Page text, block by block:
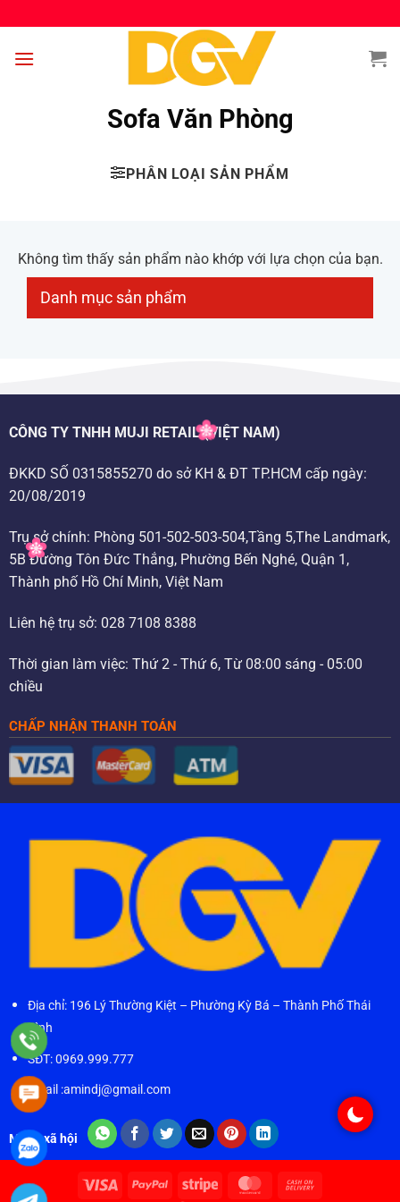
qua
nội
Sofa Văn Phòng
PHÂN LOẠI SẢN PHẨM
Không tìm thấy sản phẩm nào khớp với lựa chọn của bạn.
Danh mục sản phẩm
CÔNG TY TNHH MUJI RETAIL (VIỆT NAM)
ĐKKD SỐ 0315855270 do sở KH & ĐT TP.HCM cấp ngày:
20/08/2019
Trụ sở chính: Phòng 501-502-503-504,Tầng 5,The Landmark,
5B Đường Tôn Đức Thắng, Phường Bến Nghé, Quận 1,
Thành phố Hồ Chí Minh, Việt Nam
Liên hệ trụ sở: 028 7108 8388
Thời gian làm việc: Thứ 2 - Thứ 6, Từ 08:00 sáng - 05:00
chiều
CHẤP NHẬN THANH TOÁN
Địa chỉ: 196 Lý Thường Kiệt – Phường Kỳ Bá – Thành Phố Thái
Bình
SĐT: 0969.999.777
Email :amindj@gmail.com
Mạng xã hội